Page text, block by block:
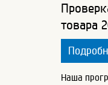
товара
Наша